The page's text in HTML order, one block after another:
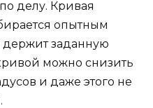
делу. Кривая
опытным
держит заданную
можно снизить
и даже этого не